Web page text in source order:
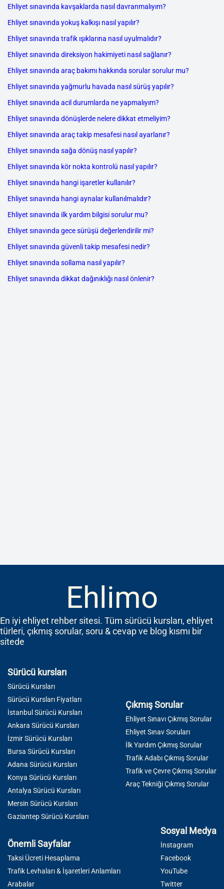
Ehliyet sınavında kavşaklarda nasıl davranmalıyım?
Ehliyet sınavında yokuş kalkışı nasıl yapılır?
Ehliyet sınavında trafik ışıklarına nasıl uyulmalıdır?
Ehliyet sınavında direksiyon hakimiyeti nasıl sağlanır?
Ehliyet sınavında araç bakımı hakkında sorular sorulur mu?
Ehliyet sınavında yağmurlu havada nasıl sürüş yapılır?
Ehliyet sınavında acil durumlarda ne yapmalıyım?
Ehliyet sınavında dönüşlerde nelere dikkat etmeliyim?
Ehliyet sınavında araç takip mesafesi nasıl ayarlanır?
Ehliyet sınavında sağa dönüş nasıl yapılır?
Ehliyet sınavında kör nokta kontrolü nasıl yapılır?
Ehliyet sınavında hangi işaretler kullanılır?
Ehliyet sınavında hangi aynalar kullanılmalıdır?
Ehliyet sınavında ilk yardım bilgisi sorulur mu?
Ehliyet sınavında gece sürüşü değerlendirilir mi?
Ehliyet sınavında güvenli takip mesafesi nedir?
Ehliyet sınavında sollama nasıl yapılır?
Ehliyet sınavında dikkat dağınıklığı nasıl önlenir?
Ehlimo
En iyi ehliyet rehber sitesi. Tüm sürücü kursları, ehliyet
türleri, çıkmış sorular, soru & cevap ve blog kısmı bir
sitede
Sürücü kursları
Sürücü Kursları
Sürücü Kursları Fiyatları
İstanbul Sürücü Kursları
Ankara Sürücü Kursları
İzmir Sürücü Kursları
Bursa Sürücü Kursları
Adana Sürücü Kursları
Konya Sürücü Kursları
Antalya Sürücü Kursları
Mersin Sürücü Kursları
Gaziantep Sürücü Kursları
Çıkmış Sorular
Ehliyet Sınavı Çıkmış Sorular
Ehliyet Sınav Soruları
İlk Yardım Çıkmış Sorular
Trafik Adabı Çıkmış Sorular
Trafik ve Çevre Çıkmış Sorular
Araç Tekniği Çıkmış Sorular
Önemli Sayfalar
Taksi Ücreti Hesaplama
Trafik Levhaları & İşaretleri Anlamları
Arabalar
Sosyal Medya
İnstagram
Facebook
YouTube
Twitter